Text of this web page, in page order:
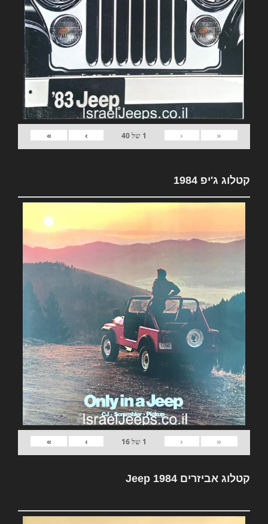
«
‹
1 של40
›
»
קטלוג ג'יפ 1984
«
‹
1 של16
›
»
קטלוג אביזרים Jeep 1984